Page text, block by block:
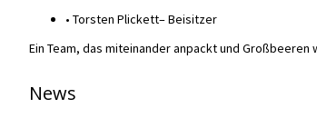
• Torsten Plickett– Beisitzer
Ein Team, das miteinander anpackt und
News